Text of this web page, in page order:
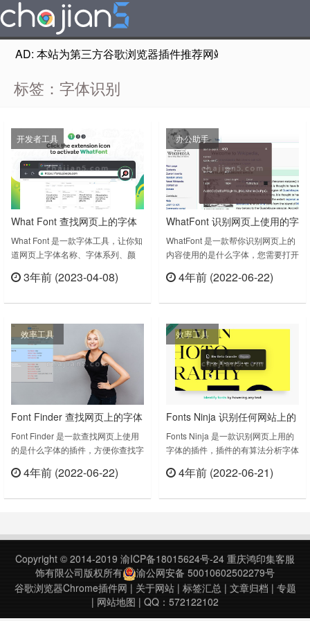
AD: 本站为第三方谷歌浏览器插件推荐网站，非Google
标签：字体识别
开发者工具
What Font 查找网页上的字体
What Font 是一款字体工具，让你知
道网页上字体名称、字体系列、颜
识别一个喜欢的字体，并根据您的需
Google API作为字体查找器，因此
您将获得有关所有流行的Google字
体的信息。What Font – find font
v5.4.2.0……
3年前 (2023-04-08)
办公助手
WhatFont 识别网页上使用的字
体大小、颜色、字体系列
WhatFont 是一款帮你识别网页上的
内容使用的是什么字体，您需要打开
览器中的WhatFont 扩展图标，将鼠
字体大小、颜色、字体系列。开发者
表示后面会加进去识别图片上的字体
功能，以及一下常用字体的下载。我
们之前推荐过另外一款同名插件
WhatFont……
4年前 (2022-06-22)
效率工具
Font Finder 查找网页上的字体
名称、颜色、样式、大小、位
置
Font Finder 是一款查找网页上使用
的是什么字体的插件，方便你查找字
Finder v3.0.0上次更新日期：2022
4年前 (2022-06-22)
效率工具
Fonts Ninja 识别任何网站上的
字体
Fonts Ninja 是一款识别网页上用的
字体的插件，插件的有算法分析字体
本以获取字体名称和CSS属性。主
能会更友好一些，你有需要可以尝试
日期：2021年11……
4年前 (2022-06-21)
Copyright © 2014-2019 渝ICP备18015624号-24 重庆鸿印集客服
饰有限公司版权所有
渝公网安备 50010602502279号
谷歌浏览器Chrome插件网 | 关于网站| 标签汇总| 文章归档 | 专题
| 网站地图 | QQ：572122102